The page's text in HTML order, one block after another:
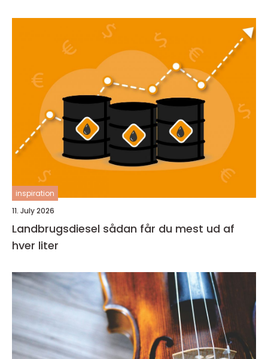
inspiration
11. July 2026
Landbrugsdiesel sådan får du mest ud af
hver liter